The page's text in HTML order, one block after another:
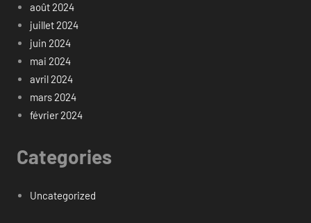
août 2024
juillet 2024
juin 2024
mai 2024
avril 2024
mars 2024
février 2024
Categories
Uncategorized